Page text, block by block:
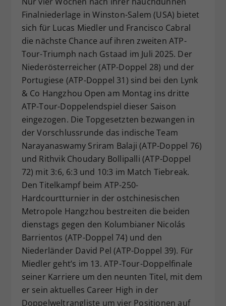
Finalniederlage in Winston-Salem (USA) bietet
sich für Lucas Miedler und Francisco Cabral
die nächste Chance auf ihren zweiten ATP-
Tour-Triumph nach Gstaad im Juli 2025. Der
Niederösterreicher (ATP-Doppel 28) und der
Portugiese (ATP-Doppel 31) sind bei den Lynk
& Co Hangzhou Open am Montag ins dritte
ATP-Tour-Doppelendspiel dieser Saison
eingezogen. Die Topgesetzten bezwangen in
der Vorschlussrunde das indische Team
Narayanaswamy Sriram Balaji (ATP-Doppel 76)
und Rithvik Choudary Bollipalli (ATP-Doppel
72) mit 3:6, 6:3 und 10:3 im Match Tiebreak.
Den Titelkampf beim ATP-250-
Hardcourtturnier in der ostchinesischen
Metropole Hangzhou bestreiten die beiden
dienstags gegen den Kolumbianer Nicolás
Barrientos (ATP-Doppel 74) und den
Niederländer David Pel (ATP-Doppel 39). Für
Miedler geht’s im 13. ATP-Tour-Doppelfinale
seiner Karriere um den neunten Titel, mit dem
er sein aktuelles Career High in der
Doppelweltrangliste um vier Positionen auf
Zweck
Dieser Wert speichert Ihre Consent-
Einstellungen. Unter anderem eine
historische Speicherung Ihrer
vorgenommen Einstellungen, falls der
Webseiten-Betreiber dies eingestellt
hat.